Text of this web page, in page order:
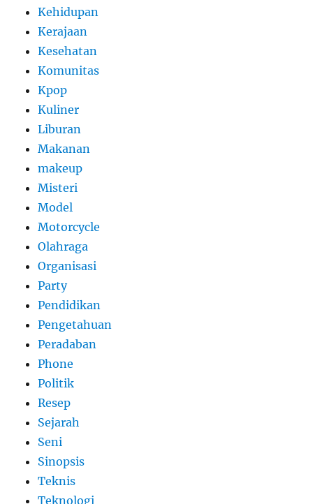
Kehidupan
Kerajaan
Kesehatan
Komunitas
Kpop
Kuliner
Liburan
Makanan
makeup
Misteri
Model
Motorcycle
Olahraga
Organisasi
Party
Pendidikan
Pengetahuan
Peradaban
Phone
Politik
Resep
Sejarah
Seni
Sinopsis
Teknis
Teknologi